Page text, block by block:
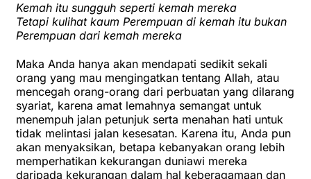
Kemah itu sungguh seperti kemah mereka
Tetapi kulihat kaum Perempuan di kemah itu bukan
Perempuan dari kemah mereka
Maka Anda hanya akan mendapati sedikit sekali
orang yang mau mengingatkan tentang Allah, atau
mencegah orang-orang dari perbuatan yang dilarang
syariat, karena amat lemahnya semangat untuk
menempuh jalan petunjuk serta menahan hati untuk
tidak melintasi jalan kesesatan. Karena itu, Anda pun
akan menyaksikan, betapa kebanyakan orang lebih
memperhatikan kekurangan duniawi mereka
daripada kekurangan dalam hal keberagamaan dan